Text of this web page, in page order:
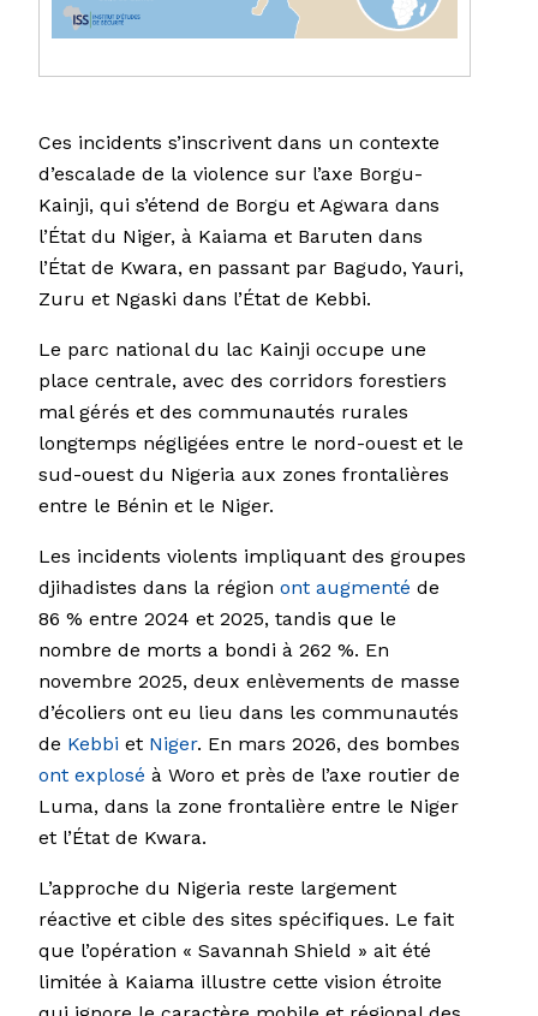
Ces incidents s’inscrivent dans un contexte
d’escalade de la violence sur l’axe Borgu-
Kainji, qui s’étend de Borgu et Agwara dans
l’État du Niger, à Kaiama et Baruten dans
l’État de Kwara, en passant par Bagudo, Yauri,
Zuru et Ngaski dans l’État de Kebbi.
Le parc national du lac Kainji occupe une
place centrale, avec des corridors forestiers
mal gérés et des communautés rurales
longtemps négligées entre le nord-ouest et le
sud-ouest du Nigeria aux zones frontalières
entre le Bénin et le Niger.
Les incidents violents impliquant des groupes
djihadistes dans la région ont augmenté de
86 % entre 2024 et 2025, tandis que le
nombre de morts a bondi à 262 %. En
novembre 2025, deux enlèvements de masse
d’écoliers ont eu lieu dans les communautés
de Kebbi et Niger. En mars 2026, des bombes
ont explosé à Woro et près de l’axe routier de
Luma, dans la zone frontalière entre le Niger
et l’État de Kwara.
L’approche du Nigeria reste largement
réactive et cible des sites spécifiques. Le fait
que l’opération « Savannah Shield » ait été
limitée à Kaiama illustre cette vision étroite